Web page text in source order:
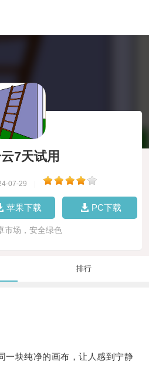
7天试用
07-29
苹果下载 PC下载
市场，安全绿色
排行
块纯净的画布，让人感到宁静